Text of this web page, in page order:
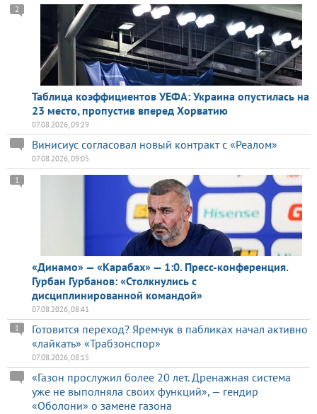
Таблица коэффициентов УЕФА: Украина опустилась на
23 место, пропустив вперед Хорватию
2
07.08.2026, 09:29
Винисиус согласовал новый контракт с «Реалом»
07.08.2026, 09:05
«Динамо» — «Карабах» — 1:0. Пресс-конференция.
Гурбан Гурбанов: «Столкнулись с
дисциплинированной командой»
1
07.08.2026, 08:41
Готовится переход? Яремчук в пабликах начал активно
«лайкать» «Трабзонспор»
1
07.08.2026, 08:15
«Газон прослужил более 20 лет. Дренажная система
уже не выполняла своих функций», — гендир
«Оболони» о замене газона